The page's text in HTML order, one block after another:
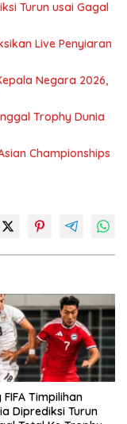
Turun usai Gagal
Live Penyiaran
Negara 2026,
Trophy Dunia
Championships
FIFA Timpilihan
Diprediksi Turun